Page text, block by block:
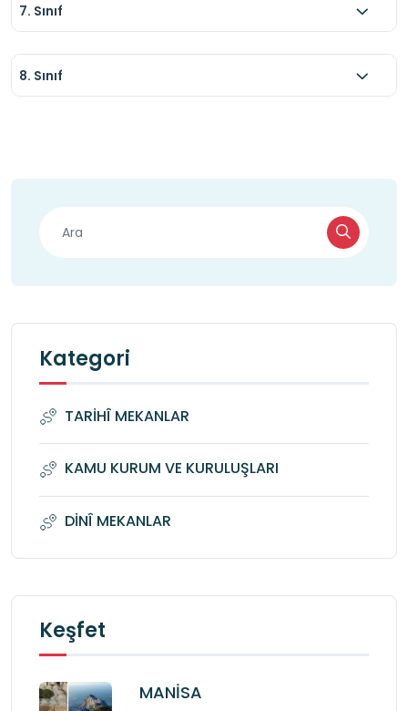
7. Sınıf
8. Sınıf
Kategori
TARİHÎ MEKANLAR
KAMU KURUM VE KURULUŞLARI
DİNÎ MEKANLAR
Keşfet
MANİSA